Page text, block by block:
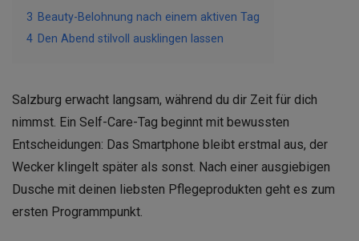
3 Beauty-Belohnung nach einem aktiven Tag
4 Den Abend stilvoll ausklingen lassen
Salzburg erwacht langsam, während du dir Zeit für dich
nimmst. Ein Self-Care-Tag beginnt mit bewussten
Entscheidungen: Das Smartphone bleibt erstmal aus, der
Wecker klingelt später als sonst. Nach einer ausgiebigen
Dusche mit deinen liebsten Pflegeprodukten geht es zum
ersten Programmpunkt.